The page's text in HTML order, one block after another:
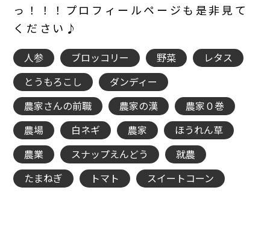
っ！！！プロフィールページも是非見て
ください♪
人参 ブロッコリー 野菜
レタス
とうもろこし
ダンディー
農家さんの前職
農家の漢
農家０巻
農場
白ネギ 農家
ほうれん草
農業
スナップえんどう
就農
たまねぎ
トマト スイートコーン